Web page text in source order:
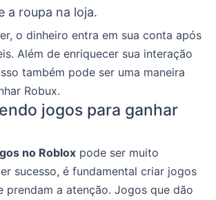
a roupa na loja.
o dinheiro entra em sua conta após
Além de enriquecer sua interação
também pode ser uma maneira
Robux.
jogos para ganhar
no Roblox pode ser muito
sucesso, é fundamental criar jogos
prendam a atenção. Jogos que dão